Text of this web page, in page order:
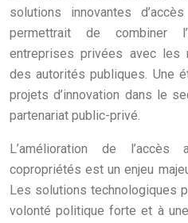
solutions innovantes
permettrait de combiner
entreprises privées avec les
des autorités publiques. Une
projets d’innovation dans le
partenariat public-privé.
L’amélioration de
copropriétés est un enjeu
Les solutions technologiques
volonté politique forte et à